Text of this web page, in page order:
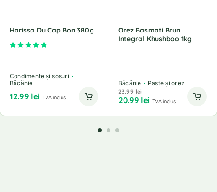
Harissa Du Cap Bon 380g
Condimente și sosuri
Băcănie
12.99 lei TVA inclus
Orez Basmati Brun
Integral Khushboo 1kg
Băcănie
Paste și orez
23.99lei
20.99 lei TVA inclus